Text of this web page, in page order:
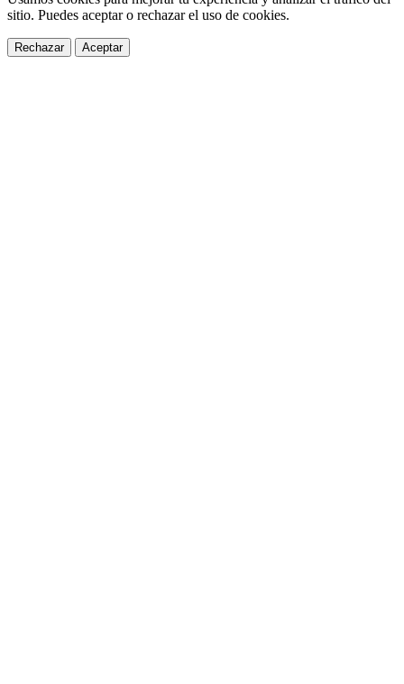
sitio. Puedes aceptar o rechazar el uso de cookies.
Rechazar Aceptar